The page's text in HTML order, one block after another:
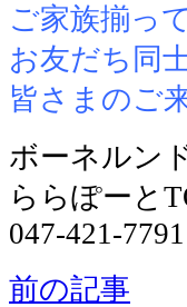
ご家族揃っ
お友だち同
皆さまのご
ボーネルン
ららぽーと
047-421-7791
前の記事